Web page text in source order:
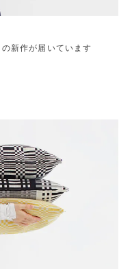
新作が届いています